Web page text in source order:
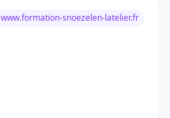
www.formation-snoezelen-latelier.fr